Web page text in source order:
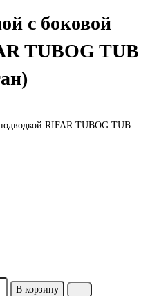
с боковой
TUBOG TUB
В корзину